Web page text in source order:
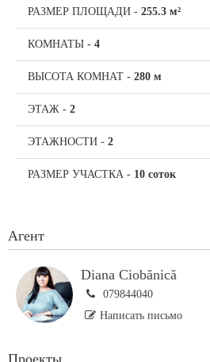
РАЗМЕР ПЛОЩАДИ - 255.3 м²
КОМНАТЫ - 4
ВЫСОТА КОМНАТ - 280 м
ЭТАЖ - 2
ЭТАЖНОСТИ - 2
РАЗМЕР УЧАСТКА - 10 соток
Агент
Diana Ciobănică
079844040
Написать письмо
Проекты